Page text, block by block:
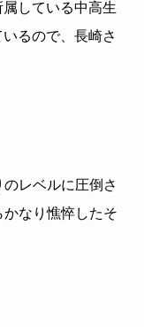
している中高生
るので、長崎さ
レベルに圧倒さ
なり憔悴したそ